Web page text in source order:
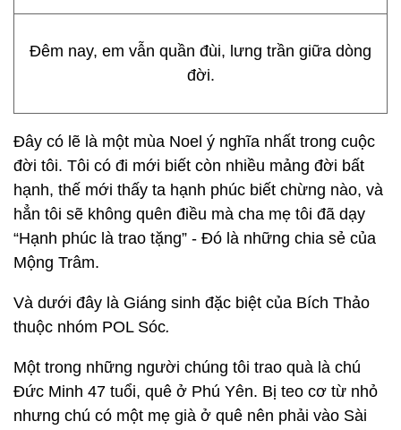
Đêm nay, em vẫn quần đùi, lưng trần giữa dòng
đời.
Đây có lẽ là một mùa Noel ý nghĩa nhất trong cuộc
đời tôi. Tôi có đi mới biết còn nhiều mảng đời bất
hạnh, thế mới thấy ta hạnh phúc biết chừng nào, và
hẳn tôi sẽ không quên điều mà cha mẹ tôi đã dạy
“Hạnh phúc là trao tặng” - Đó là những chia sẻ của
Mộng Trâm.
Và dưới đây là Giáng sinh đặc biệt của Bích Thảo
thuộc nhóm POL Sóc.
Một trong những người chúng tôi trao quà là chú
Ðức Minh 47 tuổi, quê ở Phú Yên. Bị teo cơ từ nhỏ
nhưng chú có một mẹ già ở quê nên phải vào Sài